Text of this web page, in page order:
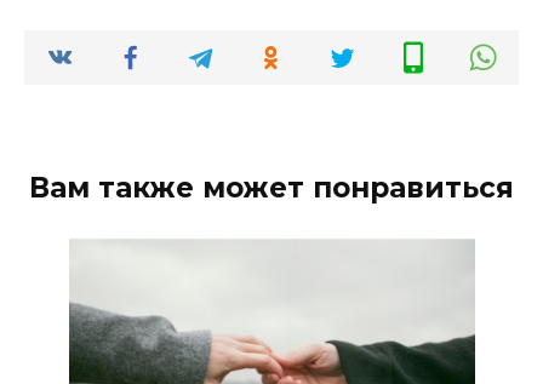
Вам также может понравиться